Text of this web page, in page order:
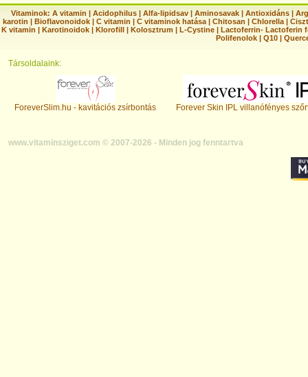
Vitaminok: A vitamin |Acidophilus |Alfa-lipidsav |Aminosavak |Antioxidáns |
karotin | Bioflavonoidok | C vitamin | C vitaminok hatása | Chitosan | Chlorella |
K vitamin | Karotinoidok | Klorofill | Kolosztrum | L-Cystine | Lactoferrin- Lactoferin
Polifenolok |Q10 |
Társoldalaink:
ForeverSlim.hu - kavitációs zsírbontás Forever Skin IPL villanófényes
www.vitaminsziget.com © 2007-2026 - Minden jog fenntartva